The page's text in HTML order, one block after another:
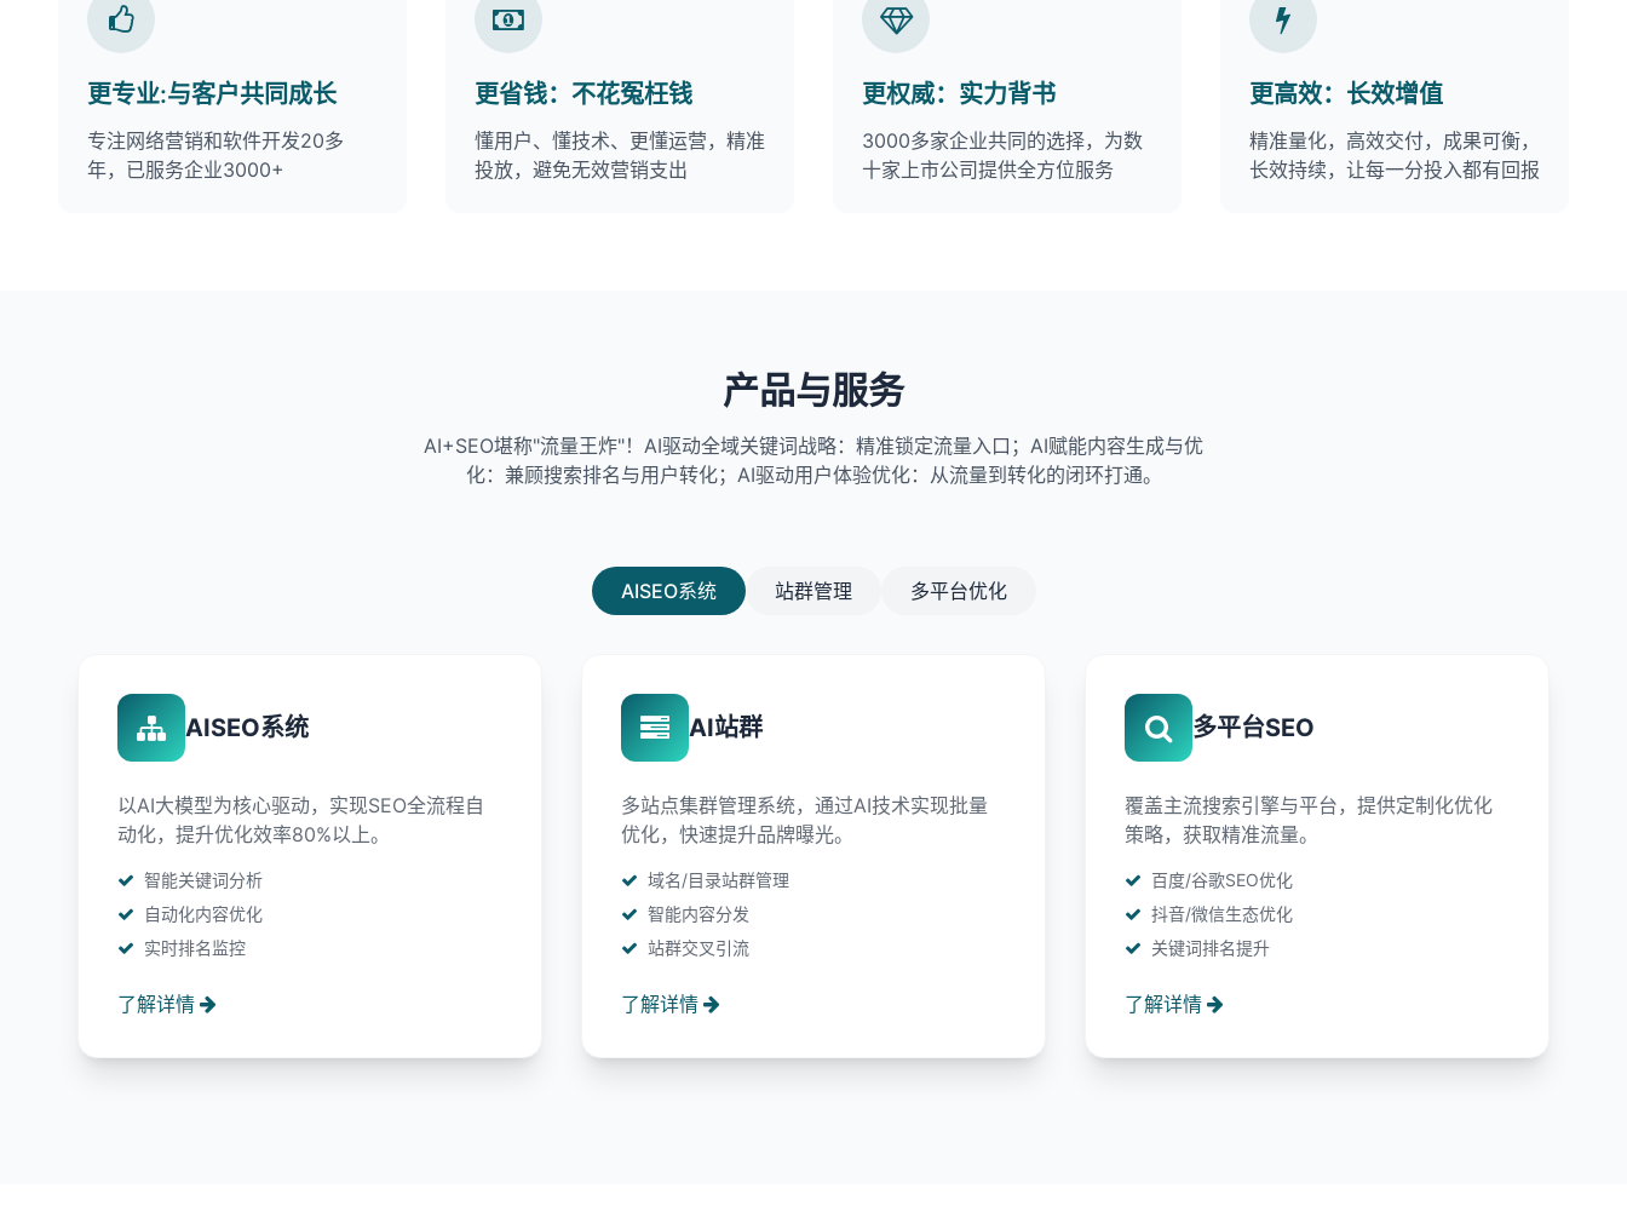
更专业:与客户共同成长
专注网络营销和软件开发20多
年，已服务企业3000+
更省钱：不花冤枉钱
懂用户、懂技术、更懂运营，精准
投放，避免无效营销支出
更权威：实力背书
3000多家企业共同的选择，为数
十家上市公司提供全方位服务
更高效：长效增值
精准量化，高效交付，成果可衡，
长效持续，让每一分投入都有回报
产品与服务
AI+SEO堪称"流量王炸"！AI驱动全域关键词战略：精准锁定流量入口；AI赋能内容生成与优
化：兼顾搜索排名与用户转化；AI驱动用户体验优化：从流量到转化的闭环打通。
AISEO系统 站群管理 多平台优化
AISEO系统
以AI大模型为核心驱动，实现SEO全流程自
动化，提升优化效率80%以上。
智能关键词分析
自动化内容优化
实时排名监控
了解详情
AI站群
多站点集群管理系统，通过AI技术实现批量
优化，快速提升品牌曝光。
域名/目录站群管理
智能内容分发
站群交叉引流
了解详情
多平台SEO
覆盖主流搜索引擎与平台，提供定制化优化
策略，获取精准流量。
百度/谷歌SEO优化
抖音/微信生态优化
关键词排名提升
了解详情